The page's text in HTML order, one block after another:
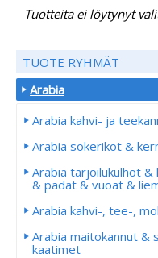
Tuotteita ei löytynyt
TUOTE RYHMÄT
Arabia
Arabia kahvi- ja
Arabia sokerikot &
Arabia tarjoilukulhot
& padat & vuoat &
Arabia kahvi-, tee-,
Arabia maitokannut &
kaatimet